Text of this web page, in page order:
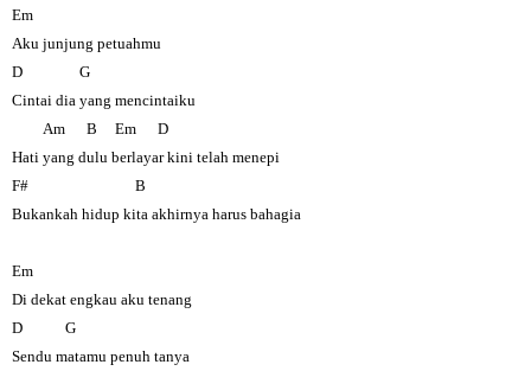
Em
Aku junjung petuahmu
D G
Cintai dia yang mencintaiku
Am B Em D
Hati yang dulu berlayar kini telah menepi
F# B
Bukankah hidup kita akhirnya harus bahagia
Em
Di dekat engkau aku tenang
D G
Sendu matamu penuh tanya